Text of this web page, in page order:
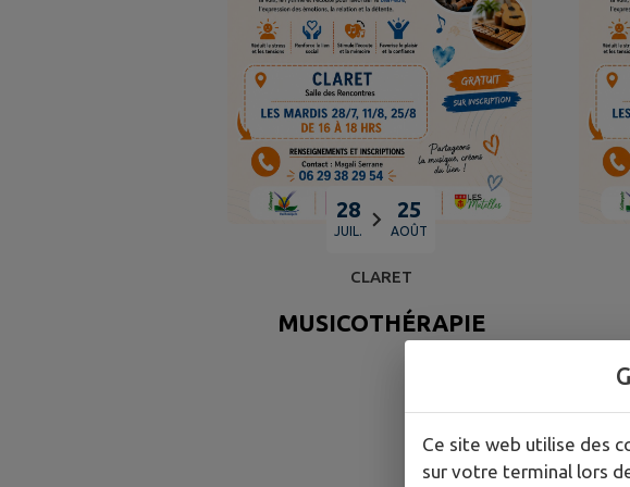
28
JUIL.
25
AOÛT
CLARET
MUSICOTHÉRAPIE
Ce site web utilise des
sur votre terminal lors